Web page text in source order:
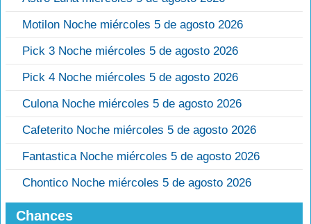
Motilon Noche miércoles 5 de agosto 2026
Pick 3 Noche miércoles 5 de agosto 2026
Pick 4 Noche miércoles 5 de agosto 2026
Culona Noche miércoles 5 de agosto 2026
Cafeterito Noche miércoles 5 de agosto 2026
Fantastica Noche miércoles 5 de agosto 2026
Chontico Noche miércoles 5 de agosto 2026
Chances